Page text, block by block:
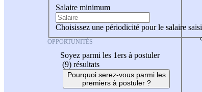
Salaire minimum
Choisissez une périodicité pour le salaire saisi
OPPORTUNITÉS
Soyez parmi les 1ers à postuler
(9) résultats
Pourquoi serez-vous parmi les
premiers à postuler ?